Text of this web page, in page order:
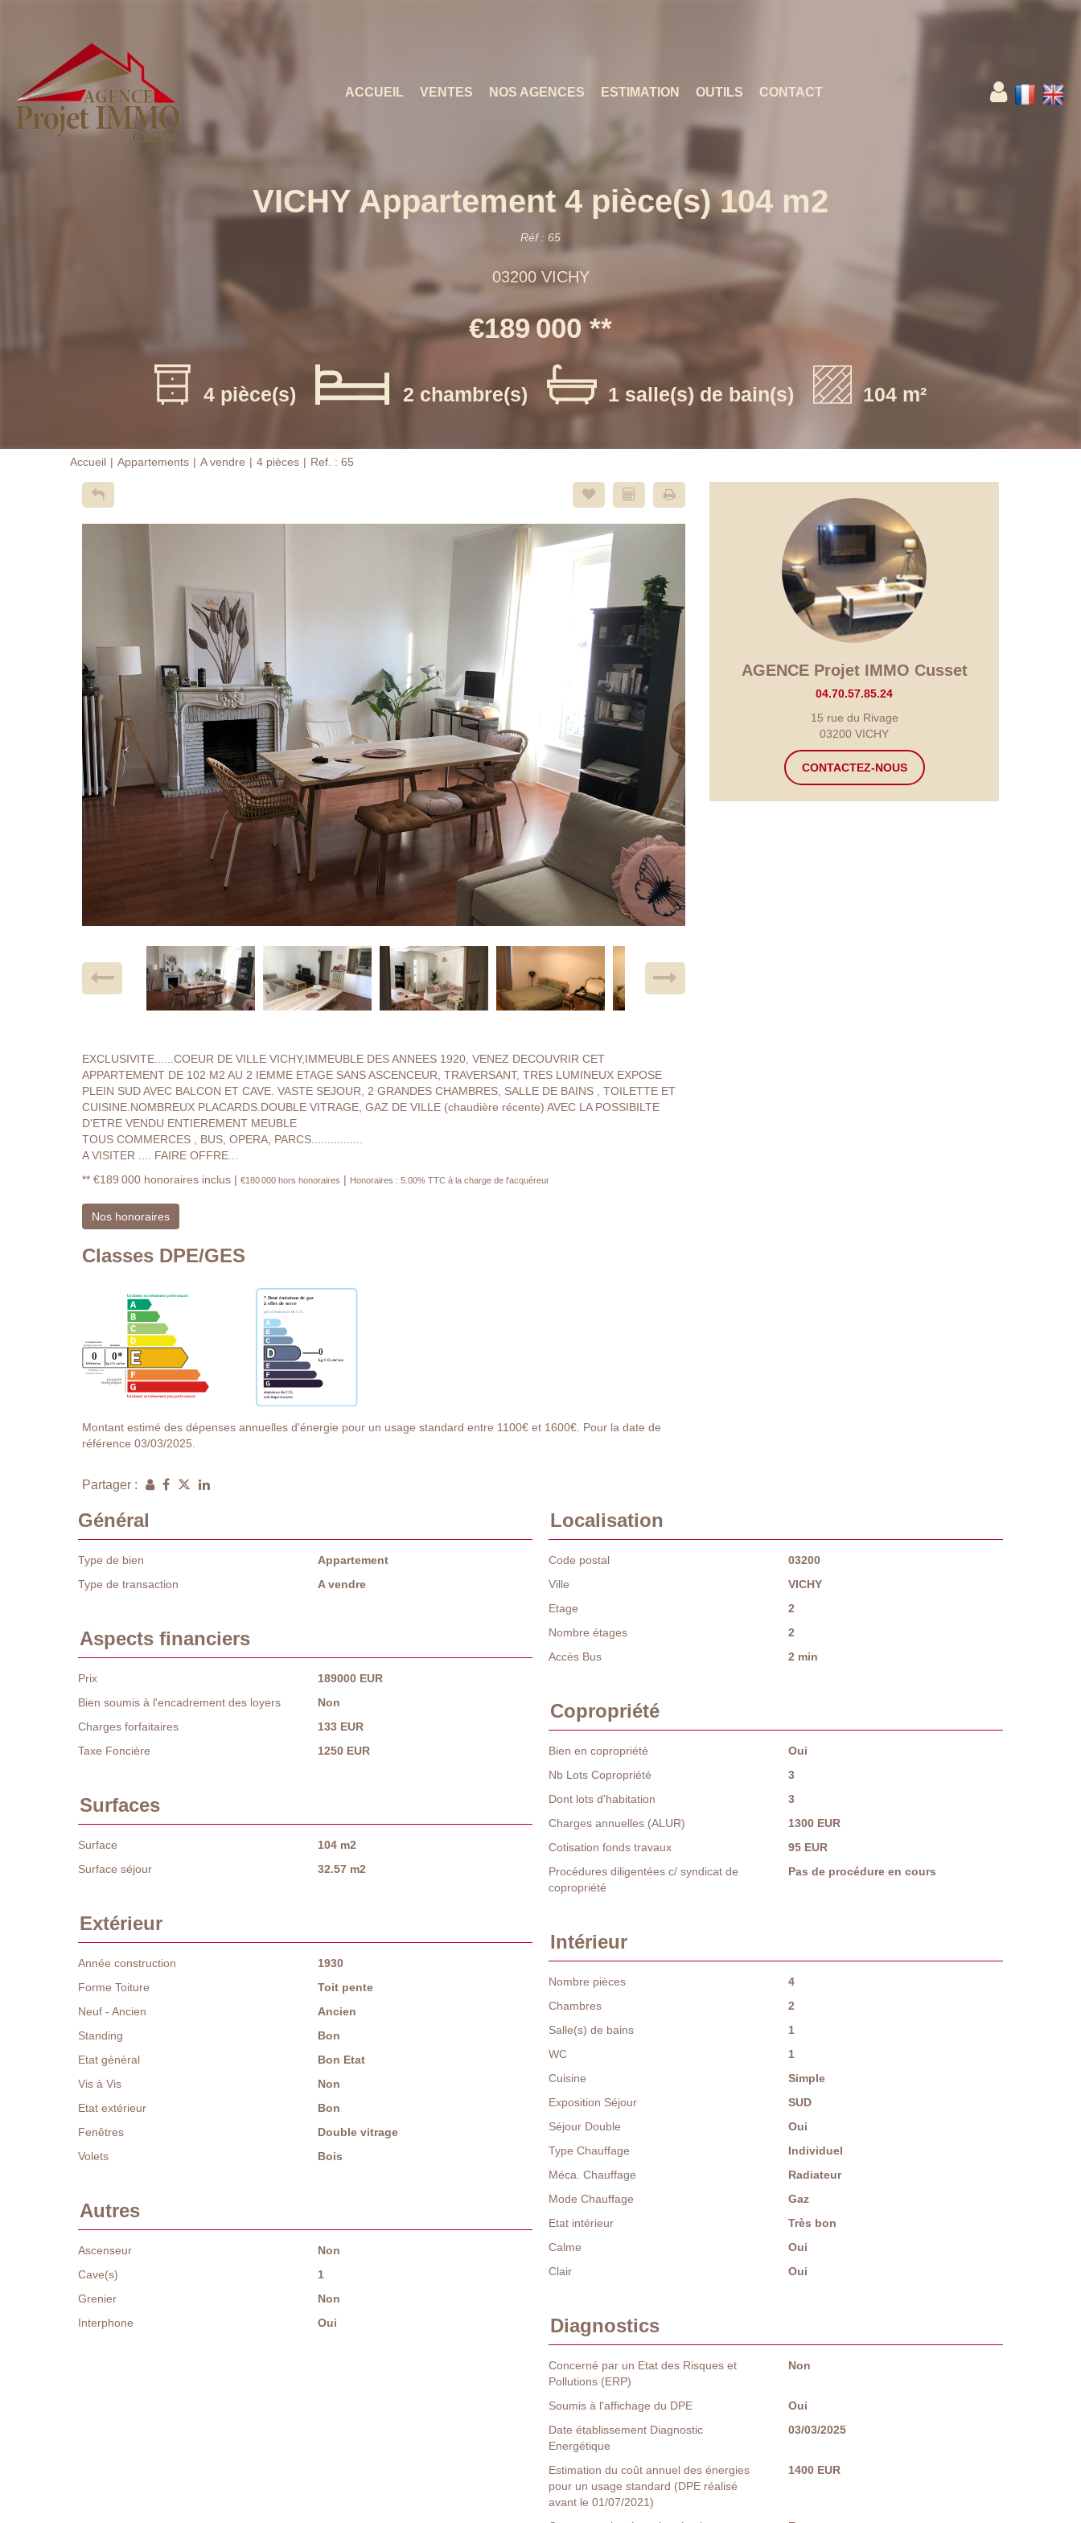
ACCUEIL VENTES NOS AGENCES ESTIMATION OUTILS CONTACT
VICHY Appartement 4 pièce(s) 104 m2
Réf : 65
03200 VICHY
€189 000 **
4 pièce(s) 2 chambre(s) 1 salle(s) de bain(s) 104 m²
Accueil Appartements A vendre 4 pièces Ref. : 65
EXCLUSIVITE......COEUR DE VILLE VICHY,IMMEUBLE DES ANNEES 1920, VENEZ DECOUVRIR CET
APPARTEMENT DE 102 M2 AU 2 IEMME ETAGE SANS ASCENCEUR, TRAVERSANT, TRES LUMINEUX EXPOSE
PLEIN SUD AVEC BALCON ET CAVE. VASTE SEJOUR, 2 GRANDES CHAMBRES, SALLE DE BAINS , TOILETTE ET
CUISINE.NOMBREUX PLACARDS.DOUBLE VITRAGE, GAZ DE VILLE (chaudière récente) AVEC LA POSSIBILTE
D'ETRE VENDU ENTIEREMENT MEUBLE
TOUS COMMERCES , BUS, OPERA, PARCS................
A VISITER .... FAIRE OFFRE...
** €189 000 honoraires inclus | €180 000 hors honoraires | Honoraires : 5.00% TTC à la charge de l'acquéreur
Nos honoraires
Classes DPE/GES
Montant estimé des dépenses annuelles d'énergie pour un usage standard entre 1100€ et 1600€. Pour la date de
référence 03/03/2025.
Partager :
AGENCE Projet IMMO Cusset
04.70.57.85.24
15 rue du Rivage
03200 VICHY
CONTACTEZ-NOUS
Général
Type de bien
Appartement
Type de transaction
A vendre
Localisation
Code postal
03200
Ville
VICHY
Etage
2
Nombre étages
2
Accès Bus
2 min
Aspects financiers
Prix
189000 EUR
Bien soumis à l'encadrement des loyers
Non
Charges forfaitaires
133 EUR
Taxe Foncière
1250 EUR
Copropriété
Bien en copropriété
Oui
Nb Lots Copropriété
3
Dont lots d'habitation
3
Charges annuelles (ALUR)
1300 EUR
Cotisation fonds travaux
95 EUR
Procédures diligentées c/ syndicat de
copropriété
Pas de procédure en cours
Surfaces
Surface
104 m2
Surface séjour
32.57 m2
Extérieur
Année construction
1930
Forme Toiture
Toit pente
Neuf - Ancien
Ancien
Standing
Bon
Etat général
Bon Etat
Vis à Vis
Non
Etat extérieur
Bon
Fenêtres
Double vitrage
Volets
Bois
Intérieur
Nombre pièces
4
Chambres
2
Salle(s) de bains
1
WC
1
Cuisine
Simple
Exposition Séjour
SUD
Séjour Double
Oui
Type Chauffage
Individuel
Méca. Chauffage
Radiateur
Mode Chauffage
Gaz
Etat intérieur
Très bon
Calme
Oui
Clair
Oui
Autres
Ascenseur
Non
Cave(s)
1
Grenier
Non
Interphone
Oui Diagnostics
Concerné par un Etat des Risques et
Pollutions (ERP)
Non
Soumis à l'affichage du DPE
Oui
Date établissement Diagnostic
Energétique
03/03/2025
Estimation du coût annuel des énergies
pour un usage standard (DPE réalisé
avant le 01/07/2021)
1400 EUR